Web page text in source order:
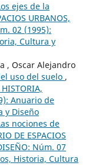
ejes de la
URBANOS,
02 (1995):
Cultura y
, Oscar Alejandro
uso del suelo ,
Anuario de
y Diseño
nociones de
DE ESPACIOS
Núm. 07
Historia, Cultura